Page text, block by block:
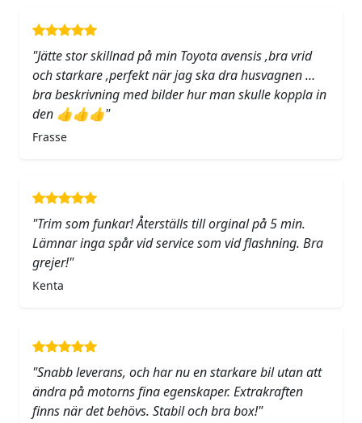
"Jätte stor skillnad på min Toyota avensis ,bra vrid
och starkare ,perfekt när jag ska dra husvagnen …
bra beskrivning med bilder hur man skulle koppla in
den 👍👍👍"
Frasse
"Trim som funkar! Återställs till orginal på 5 min.
Lämnar inga spår vid service som vid flashning. Bra
grejer!"
Kenta
"Snabb leverans, och har nu en starkare bil utan att
ändra på motorns fina egenskaper. Extrakraften
finns när det behövs. Stabil och bra box!"